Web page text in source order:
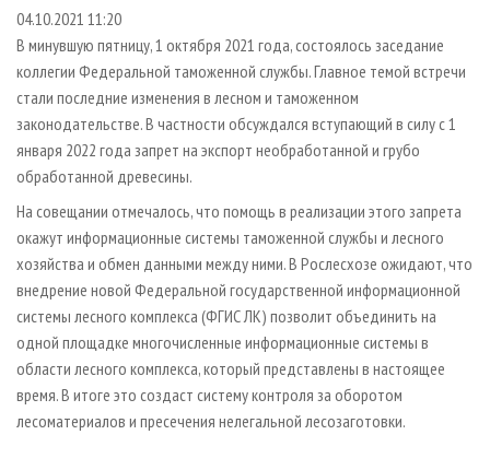
СУШКА ДРЕВЕСИНЫ
ПРОИЗВОДСТВО ДРЕВЕСНЫХ ПЛИТ
ДЕРЕВЯННОЕ ДОМОСТРОЕНИЕ
ПРОИЗВОДСТВО МЕБЕЛИ
БИОЭНЕРГЕТИКА
ИНСТРУМЕНТ И МАТЕРИАЛЫ
ПЕРСОНЫ
МОБИЛЬНЫЕ ВЫСТАВКИ
ОФИЦИАЛЬНЫЕ ДЕЛЕГАЦИИ
ПРИОРИТЕТНЫЕ ИНВЕСТПРОЕКТЫ
RUSSIAN FORESTRY REVIEW
БИБЛИОТЕКА СПЕЦИАЛИСТА
КОНТАКТЫ
РЕКЛАМА
РЕКЛАМА НА САЙТЕ
04.10.2021 11:20
В минувшую пятницу, 1 октября 2021 года, состоялось заседание
коллегии Федеральной таможенной службы. Главное темой встречи
стали последние изменения в лесном и таможенном
законодательстве. В частности обсуждался вступающий в силу с 1
января 2022 года запрет на экспорт необработанной и грубо
обработанной древесины.
На совещании отмечалось, что помощь в реализации этого запрета
окажут информационные системы таможенной службы и лесного
хозяйства и обмен данными между ними. В Рослесхозе ожидают, что
внедрение новой Федеральной государственной информационной
системы лесного комплекса (ФГИС ЛК) позволит объединить на
одной площадке многочисленные информационные системы в
области лесного комплекса, который представлены в настоящее
время. В итоге это создаст систему контроля за оборотом
лесоматериалов и пресечения нелегальной лесозаготовки.